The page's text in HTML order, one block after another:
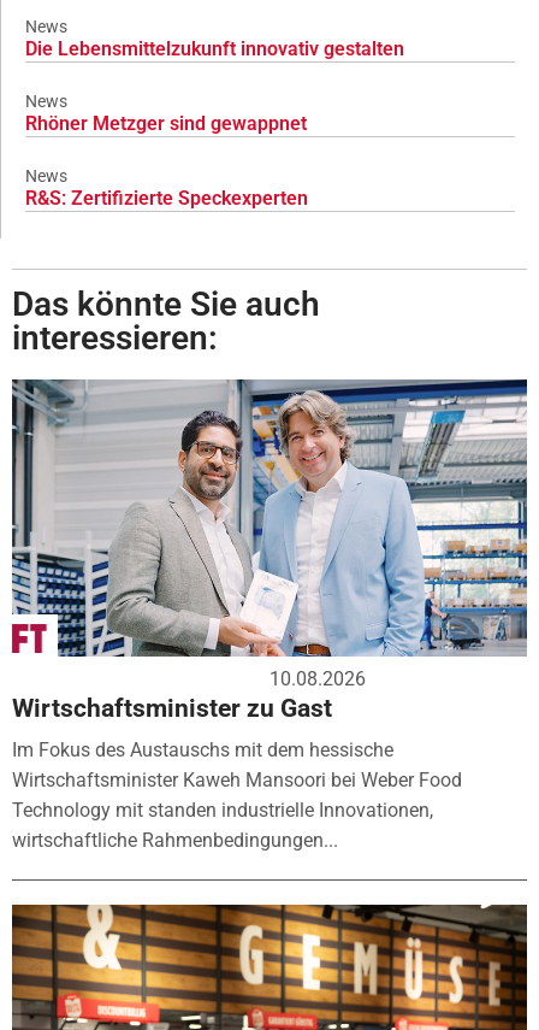
News
Die Lebensmittelzukunft innovativ gestalten
News
Rhöner Metzger sind gewappnet
News
R&S: Zertifizierte Speckexperten
Das könnte Sie auch
interessieren:
10.08.2026
Wirtschaftsminister zu Gast
Im Fokus des Austauschs mit dem hessische
Wirtschaftsminister Kaweh Mansoori bei Weber Food
Technology mit standen industrielle Innovationen,
wirtschaftliche Rahmenbedingungen...